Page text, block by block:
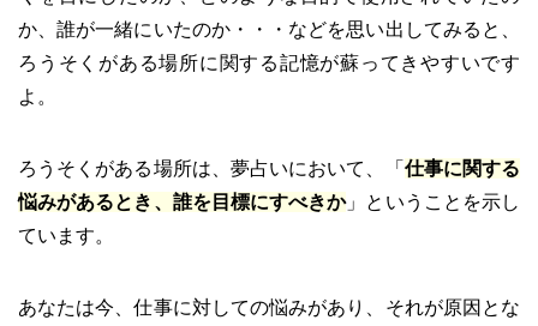
か、誰が一緒にいたのか・・・などを思い出してみると、
ろうそくがある場所に関する記憶が蘇ってきやすいです
よ。
ろうそくがある場所は、夢占いにおいて、「 仕事に関する
悩みがあるとき、誰を目標にすべきか」ということを示し
ています。
あなたは今、仕事に対しての悩みがあり、それが原因とな